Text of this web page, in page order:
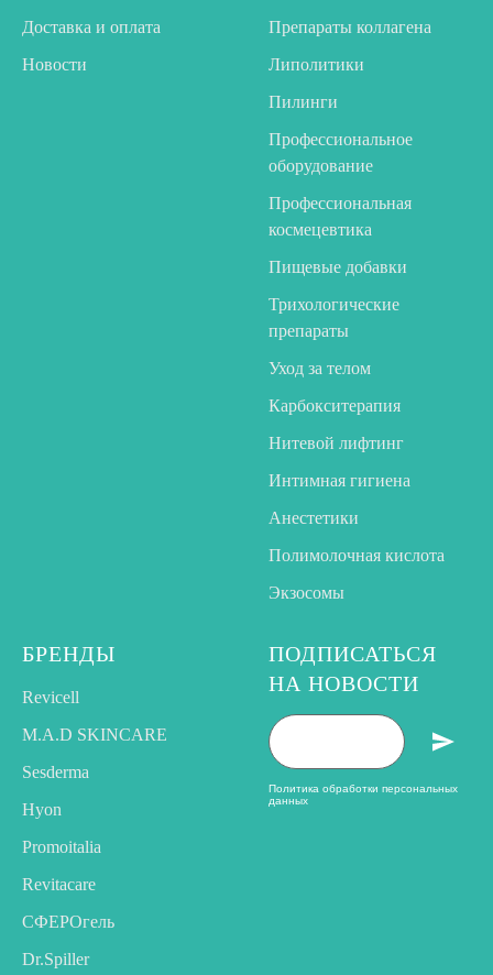
Доставка и оплата
Новости
Препараты коллагена
Липолитики
Пилинги
Профессиональное
оборудование
Профессиональная
космецевтика
Пищевые добавки
Трихологические
препараты
Уход за телом
Карбокситерапия
Нитевой лифтинг
Интимная гигиена
Анестетики
Полимолочная кислота
Экзосомы
БРЕНДЫ
Revicell
M.A.D SKINCARE
Sesderma
Hyon
Promoitalia
Revitacare
CФЕРОгель
Dr.Spiller
ПОДПИСАТЬСЯ
НА НОВОСТИ
Политика обработки персональных
данных